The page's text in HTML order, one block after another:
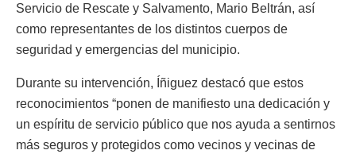
Servicio de Rescate y Salvamento, Mario Beltrán, así
como representantes de los distintos cuerpos de
seguridad y emergencias del municipio.
Durante su intervención, Íñiguez destacó que estos
reconocimientos “ponen de manifiesto una dedicación y
un espíritu de servicio público que nos ayuda a sentirnos
más seguros y protegidos como vecinos y vecinas de